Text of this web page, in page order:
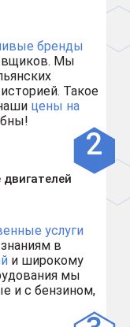
бренды
Мы
Такое
цены на
услуги
в
и широкому
мы
и с бензином,